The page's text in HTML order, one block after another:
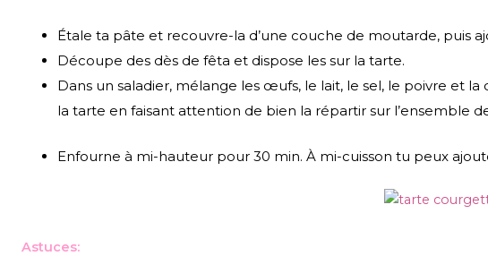
Étale ta pâte et recouvre-la d’une couche de moutarde, puis
Découpe des dès de fêta et dispose les sur la tarte.
Dans un saladier, mélange les œufs, le lait, le sel, le poivre et
la tarte en faisant attention de bien la répartir sur l’ensemble
Enfourne à mi-hauteur pour 30 min. À mi-cuisson tu peux
Astuces: